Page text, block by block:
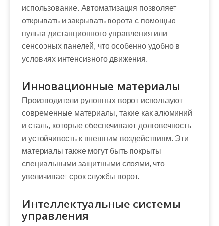
использование. Автоматизация позволяет
открывать и закрывать ворота с помощью
пульта дистанционного управления или
сенсорных панелей, что особенно удобно в
условиях интенсивного движения.
Инновационные материалы
Производители рулонных ворот используют
современные материалы, такие как алюминий
и сталь, которые обеспечивают долговечность
и устойчивость к внешним воздействиям. Эти
материалы также могут быть покрыты
специальными защитными слоями, что
увеличивает срок службы ворот.
Интеллектуальные системы
управления